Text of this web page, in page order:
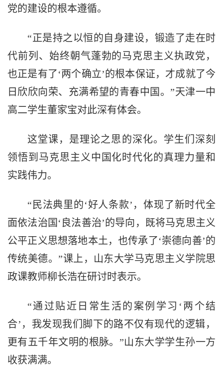
党的建设的根本遵循。
“正是持之以恒的自身建设，锻造了走在时
代前列、始终朝气蓬勃的马克思主义执政党，
也正是有了‘两个确立’的根本保证，才成就了今
日欣欣向荣、充满希望的青春中国。”天津一中
高二学生董家宝对此深有体会。
这堂课，是理论之思的深化。学生们深刻
领悟到马克思主义中国化时代化的真理力量和
实践伟力。
“民法典里的‘好人条款’，体现了新时代全
面依法治国‘良法善治’的导向，既将马克思主义
公平正义思想落地本土，也传承了‘崇德向善’的
传统美德。”课上，山东大学马克思主义学院思
政课教师柳长浩在研讨时表示。
“通过贴近日常生活的案例学习‘两个结
合’，我发现我们脚下的路不仅有现代的逻辑，
更有五千年文明的根脉。”山东大学学生孙一方
收获满满。